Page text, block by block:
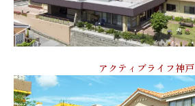
アクティブライフ神戸